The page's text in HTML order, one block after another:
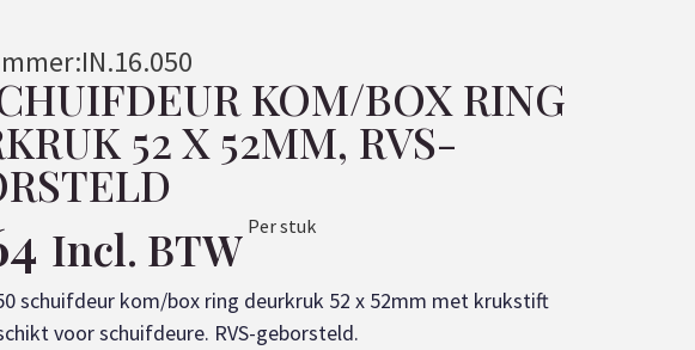
IN.16.050
KOM/BOX RING
52 X 52MM, RVS-
Incl. BTW Per stuk
schuifdeur kom/box ring deurkruk 52 x 52mm met krukstift
voor schuifdeure. RVS-geborsteld.